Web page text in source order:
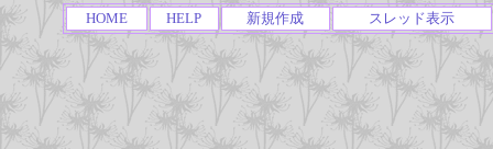
HOME HELP 新規作成 スレッド表示